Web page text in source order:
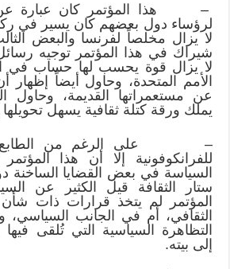
– هذا المؤتمر كان عبارة عن
لرؤساء دول بعضهم كان يسير في
لا يزال مخلصاً لفرنسا والبعض
شيراك في هذا المؤتمر توجيه
لا يزال قوة يحسب لها حساب في
الأمم المتحدة، وحاول أيضاً إظهار
عن مستعمراتها القديمة، وحاول
يملك ورقة كتلة ثقافية يسهل
– على الرغم من الطابع
للفرانكوفونية إلا أن هذا
السياسة في بعض القضايا الساخنة
ستار الثقافة قيل الكثير عن
المؤتمر لم يتخذ قرارات ذات
الثقافي، أم في الجانب السياسي،
التظاهرة السياسية التي تُلقى
إلى بيته.